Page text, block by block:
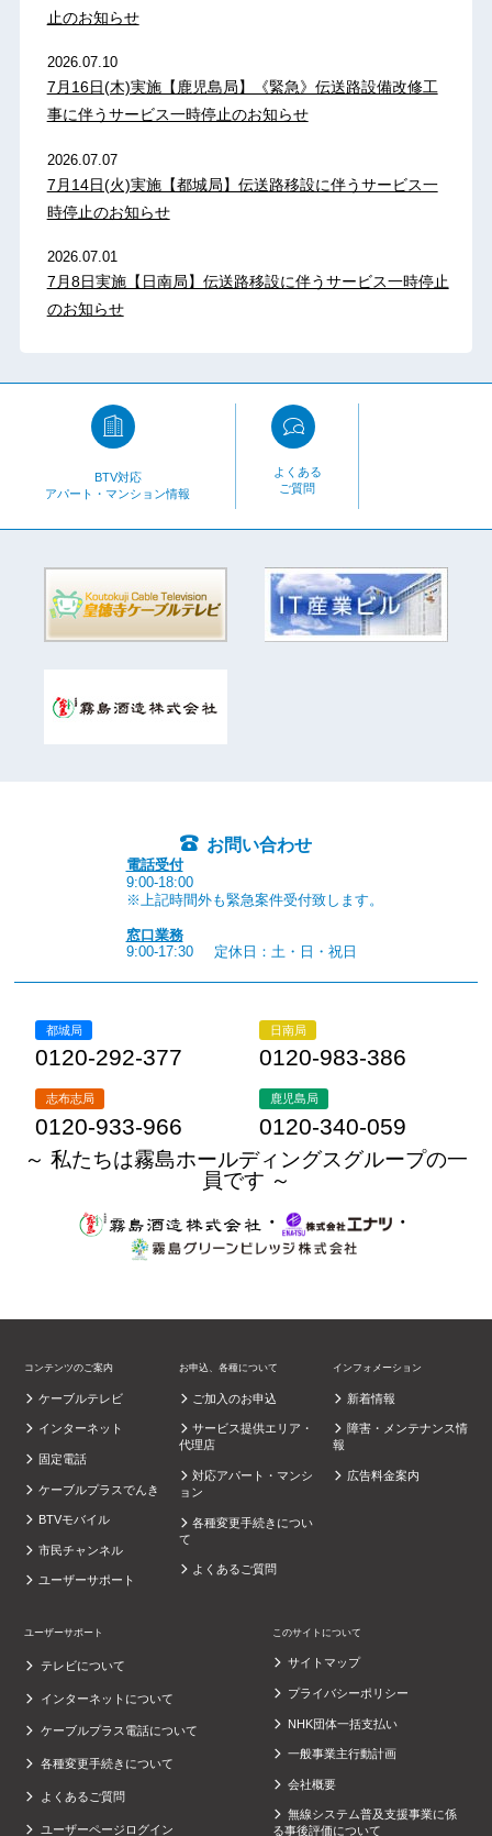
止のお知らせ
2026.07.10
7月16日(木)実施【鹿児島局】《緊急》伝送路設備改修工
事に伴うサービス一時停止のお知らせ
2026.07.07
7月14日(火)実施【都城局】伝送路移設に伴うサービス一
時停止のお知らせ
2026.07.01
7月8日実施【日南局】伝送路移設に伴うサービス一時停止
のお知らせ
BTV対応
アパート・マンション情報
よくある
ご質問
お問い合わせ
電話受付
9:00-18:00
※上記時間外も緊急案件受付致します。
窓口業務
9:00-17:30
定休日：土・日・祝日
都城局
0120-292-377
日南局
0120-983-386
志布志局
0120-933-966
鹿児島局
0120-340-059
～ 私たちは霧島ホールディングスグループの一
員です ～
・
・
コンテンツのご案内
ケーブルテレビ
インターネット
固定電話
ケーブルプラスでんき
BTVモバイル
市民チャンネル
ユーザーサポート
お申込、各種について
ご加入のお申込
サービス提供エリア・
代理店
対応アパート・マンシ
ョン
各種変更手続きについ
て
よくあるご質問
インフォメーション
新着情報
障害・メンテナンス情
報
広告料金案内
ユーザーサポート
テレビについて
インターネットについて
ケーブルプラス電話について
各種変更手続きについて
よくあるご質問
ユーザーページログイン
このサイトについて
サイトマップ
プライバシーポリシー
NHK団体一括支払い
一般事業主行動計画
会社概要
無線システム普及支援事業に係
る事後評価について